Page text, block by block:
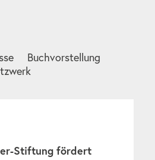
Buchvorstellung
Stiftung fördert